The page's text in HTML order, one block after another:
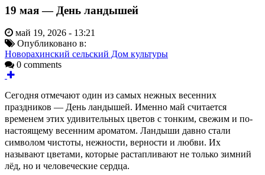
19 мая — День ландышей
май 19, 2026 - 13:21
Опубликовано в:
Новорахинский сельский Дом культуры
0 comments
Сегодня отмечают один из самых нежных весенних
праздников — День ландышей. Именно май считается
временем этих удивительных цветов с тонким, свежим и по-
настоящему весенним ароматом. Ландыши давно стали
символом чистоты, нежности, верности и любви. Их
называют цветами, которые растапливают не только зимний
лёд, но и человеческие сердца.